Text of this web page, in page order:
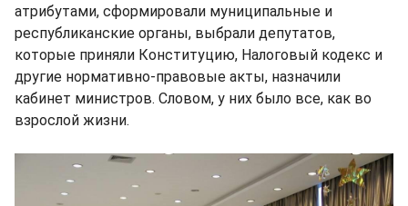
атрибутами, сформировали муниципальные и
республиканские органы, выбрали депутатов,
которые приняли Конституцию, Налоговый кодекс и
другие нормативно-правовые акты, назначили
кабинет министров. Словом, у них было все, как во
взрослой жизни.